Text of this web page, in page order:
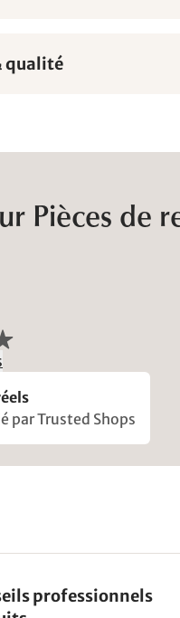
qualité
Pièces de
par Trusted Shops
professionnels